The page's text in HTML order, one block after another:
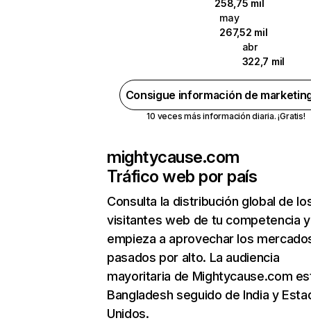
258,75 mil
may
267,52 mil
abr
322,7 mil
Consigue información de
10 veces más información diaria. ¡Gratis!
mightycause.com
Tráfico web por país
Consulta la distribución global de
visitantes web de tu competencia y
empieza a aprovechar los
pasados por alto. La audiencia
mayoritaria de Mightycause.com
Bangladesh seguido de India y
Unidos.